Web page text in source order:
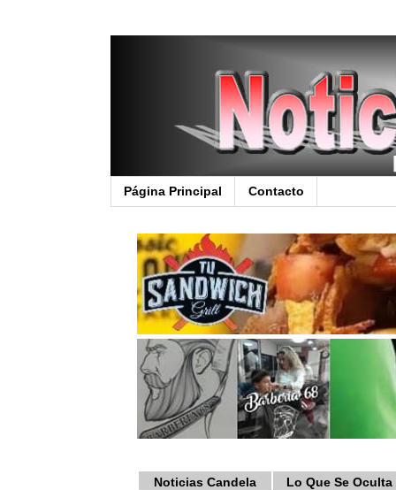
Página Principal Contacto
Noticias Candela Lo Que Se Oculta